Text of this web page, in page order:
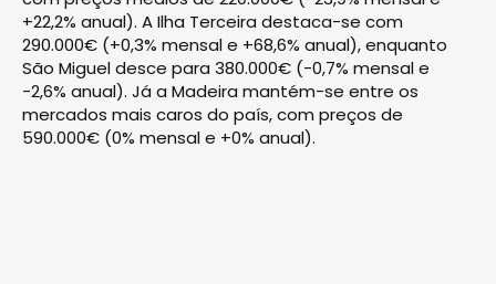
+22,2% anual). A Ilha Terceira destaca-se com
290.000€ (+0,3% mensal e +68,6% anual), enquanto
São Miguel desce para 380.000€ (-0,7% mensal e
-2,6% anual). Já a Madeira mantém-se entre os
mercados mais caros do país, com preços de
590.000€ (0% mensal e +0% anual).